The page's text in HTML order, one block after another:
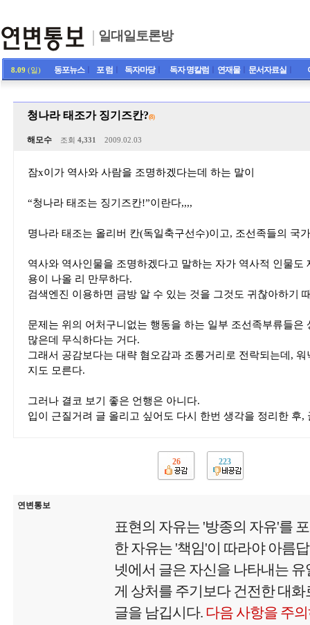
일대일토론방
8.09 (일) 동포뉴스ㅣ 포 럼 독자마당ㅣ 독자 명칼럼 연재물ㅣ 문서자료실
청나라 태조가 징기즈칸?(8)
해모수 조회 4,331 2009.02.03
잠x이가 역사와 사람을 조명하겠다는데 하는 말이
“청나라 태조는 징기즈칸!”이란다,,,,
명나라 태조는 올리버 칸(독일축구선수)이고, 조선족들의 국
역사와 역사인물을 조명하겠다고 말하는 자가 역사적 인물도
용이 나올 리 만무하다.
검색엔진 이용하면 금방 알 수 있는 것을 그것도 귀찮아하기
문제는 위의 어처구니없는 행동을 하는 일부 조선족부류들은
많은데 무식하다는 거다.
그래서 공감보다는 대략 혐오감과 조롱거리로 전락되는데,
지도 모른다.
그러나 결코 보기 좋은 언행은 아니다.
입이 근질거려 글 올리고 싶어도 다시 한번 생각을 정리한 후,
26 223
연변통보
표현의 자유는 '방종의 자유'를
한 자유는 '책임'이 따라야 아름
넷에서 글은 자신을 나타내는
게 상처를 주기보다 건전한 대화
글을 남깁시다. 다음 사항을 주